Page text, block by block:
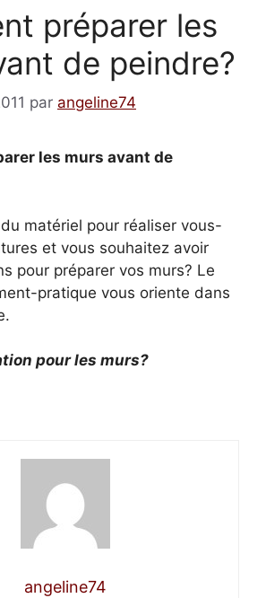
préparer les
de peindre?
par angeline74
les murs avant de
matériel pour réaliser vous-
et vous souhaitez avoir
pour préparer vos murs? Le
pratique vous oriente dans
pour les murs?
angeline74